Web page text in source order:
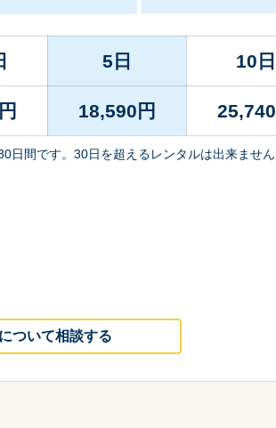
5日 10日
円 18,590 円 25,740
間です。30日を超えるレンタルは出来ません
ついて相談する